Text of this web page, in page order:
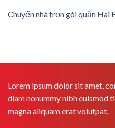
Chuyển nhà trọn gói quận Hai
Lorem ipsum dolor sit amet,
diam nonummy nibh euismod
magna aliquam erat volutpat.